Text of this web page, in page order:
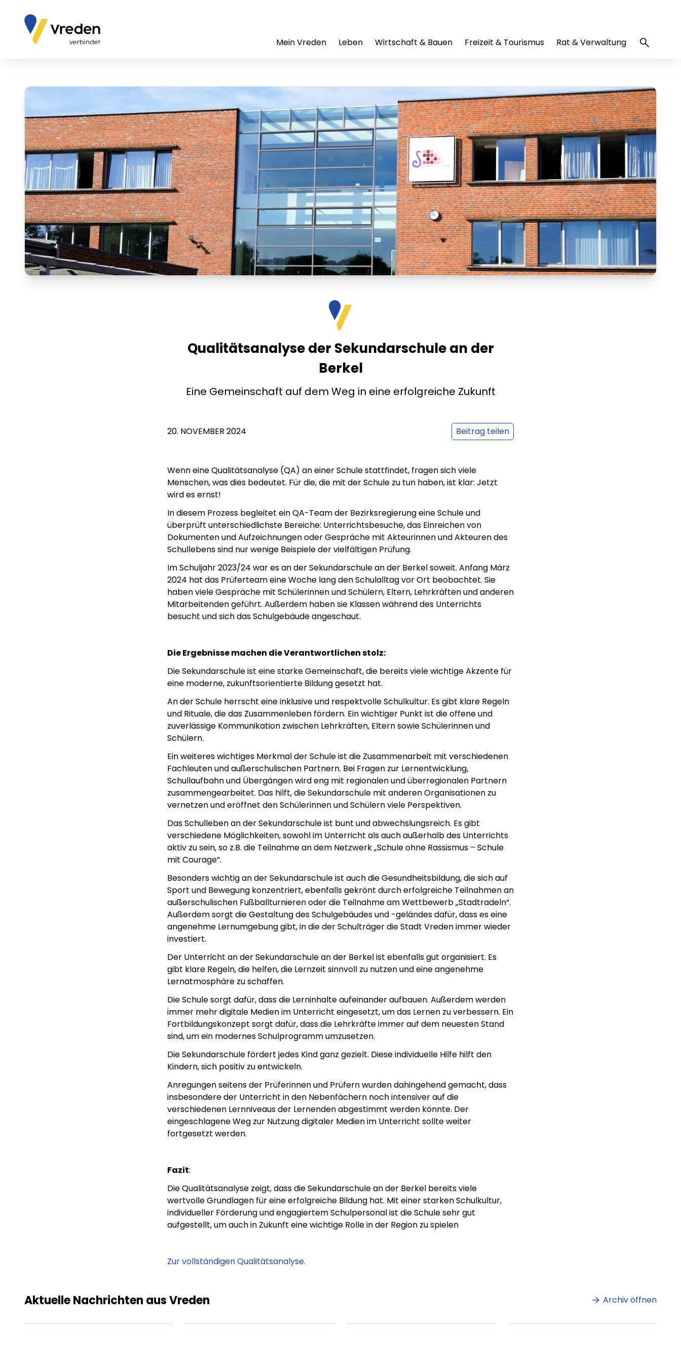
Mein Vreden Leben Wirtschaft & Bauen Freizeit & Tourismus Rat & Verwaltung
Qualitätsanalyse der Sekundarschule an der
Berkel
Eine Gemeinschaft auf dem Weg in eine erfolgreiche Zukunft
20. NOVEMBER 2024 Beitrag teilen
Wenn eine Qualitätsanalyse (QA) an einer Schule stattfindet, fragen sich viele
Menschen, was dies bedeutet. Für die, die mit der Schule zu tun haben, ist klar: Jetzt
wird es ernst!
In diesem Prozess begleitet ein QA-Team der Bezirksregierung eine Schule und
überprüft unterschiedlichste Bereiche: Unterrichtsbesuche, das Einreichen von
Dokumenten und Aufzeichnungen oder Gespräche mit Akteurinnen und Akteuren des
Schullebens sind nur wenige Beispiele der vielfältigen Prüfung.
Im Schuljahr 2023/24 war es an der Sekundarschule an der Berkel soweit. Anfang März
2024 hat das Prüferteam eine Woche lang den Schulalltag vor Ort beobachtet. Sie
haben viele Gespräche mit Schülerinnen und Schülern, Eltern, Lehrkräften und anderen
Mitarbeitenden geführt. Außerdem haben sie Klassen während des Unterrichts
besucht und sich das Schulgebäude angeschaut.
Die Ergebnisse machen die Verantwortlichen stolz:
Die Sekundarschule ist eine starke Gemeinschaft, die bereits viele wichtige Akzente für
eine moderne, zukunftsorientierte Bildung gesetzt hat.
An der Schule herrscht eine inklusive und respektvolle Schulkultur. Es gibt klare Regeln
und Rituale, die das Zusammenleben fördern. Ein wichtiger Punkt ist die offene und
zuverlässige Kommunikation zwischen Lehrkräften, Eltern sowie Schülerinnen und
Schülern.
Ein weiteres wichtiges Merkmal der Schule ist die Zusammenarbeit mit verschiedenen
Fachleuten und außerschulischen Partnern. Bei Fragen zur Lernentwicklung,
Schullaufbahn und Übergängen wird eng mit regionalen und überregionalen Partnern
zusammengearbeitet. Das hilft, die Sekundarschule mit anderen Organisationen zu
vernetzen und eröffnet den Schülerinnen und Schülern viele Perspektiven.
Das Schulleben an der Sekundarschule ist bunt und abwechslungsreich. Es gibt
verschiedene Möglichkeiten, sowohl im Unterricht als auch außerhalb des Unterrichts
aktiv zu sein, so z.B. die Teilnahme an dem Netzwerk „Schule ohne Rassismus – Schule
mit Courage“.
Besonders wichtig an der Sekundarschule ist auch die Gesundheitsbildung, die sich auf
Sport und Bewegung konzentriert, ebenfalls gekrönt durch erfolgreiche Teilnahmen an
außerschulischen Fußballturnieren oder die Teilnahme am Wettbewerb „Stadtradeln“.
Außerdem sorgt die Gestaltung des Schulgebäudes und -geländes dafür, dass es eine
angenehme Lernumgebung gibt, in die der Schulträger die Stadt Vreden immer wieder
investiert.
Der Unterricht an der Sekundarschule an der Berkel ist ebenfalls gut organisiert. Es
gibt klare Regeln, die helfen, die Lernzeit sinnvoll zu nutzen und eine angenehme
Lernatmosphäre zu schaffen.
Die Schule sorgt dafür, dass die Lerninhalte aufeinander aufbauen. Außerdem werden
immer mehr digitale Medien im Unterricht eingesetzt, um das Lernen zu verbessern. Ein
Fortbildungskonzept sorgt dafür, dass die Lehrkräfte immer auf dem neuesten Stand
sind, um ein modernes Schulprogramm umzusetzen.
Die Sekundarschule fördert jedes Kind ganz gezielt. Diese individuelle Hilfe hilft den
Kindern, sich positiv zu entwickeln.
Anregungen seitens der Prüferinnen und Prüfern wurden dahingehend gemacht, dass
insbesondere der Unterricht in den Nebenfächern noch intensiver auf die
verschiedenen Lernniveaus der Lernenden abgestimmt werden könnte. Der
eingeschlagene Weg zur Nutzung digitaler Medien im Unterricht sollte weiter
fortgesetzt werden.
Fazit:
Die Qualitätsanalyse zeigt, dass die Sekundarschule an der Berkel bereits viele
wertvolle Grundlagen für eine erfolgreiche Bildung hat. Mit einer starken Schulkultur,
individueller Förderung und engagiertem Schulpersonal ist die Schule sehr gut
aufgestellt, um auch in Zukunft eine wichtige Rolle in der Region zu spielen
Zur vollständigen Qualitätsanalyse.
Aktuelle Nachrichten aus Vreden Archiv öffnen
amet.
Lorem ipsum Lorem